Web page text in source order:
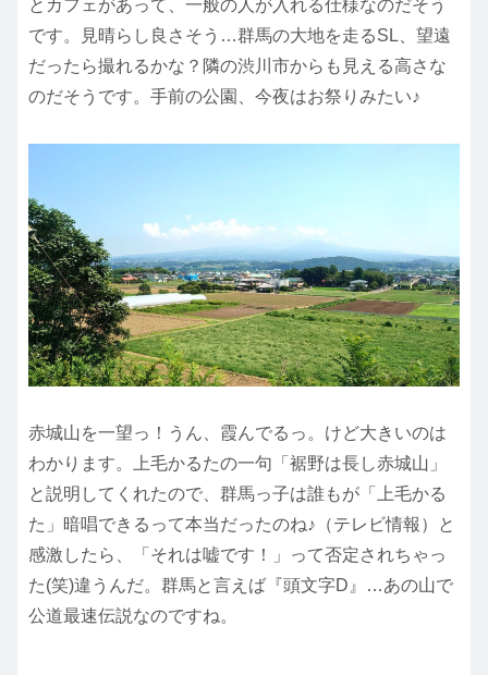
とカフェがあって、一般の人が入れる仕様なのだそう
です。見晴らし良さそう…群馬の大地を走るSL、望遠
だったら撮れるかな？隣の渋川市からも見える高さな
のだそうです。手前の公園、今夜はお祭りみたい♪
赤城山を一望っ！うん、霞んでるっ。けど大きいのは
わかります。上毛かるたの一句「裾野は長し赤城山」
と説明してくれたので、群馬っ子は誰もが「上毛かる
た」暗唱できるって本当だったのね♪（テレビ情報）と
感激したら、「それは嘘です！」って否定されちゃっ
た(笑)違うんだ。群馬と言えば『頭文字D』…あの山で
公道最速伝説なのですね。